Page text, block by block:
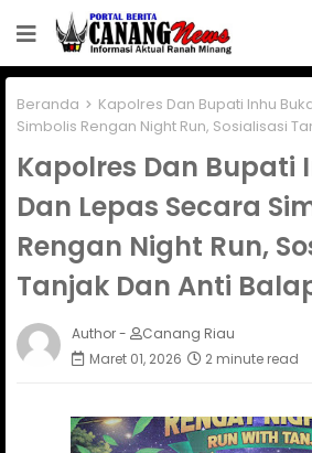
Beranda
Kapolres Dan Bupati Inhu
Simbolis Rengan Night Run, Sosialisasi
Kapolres Dan Bupati
Dan Lepas Secara
Rengan Night Run,
Tanjak Dan Anti
Author -
Canang Riau
Maret 01, 2026
2 minute read